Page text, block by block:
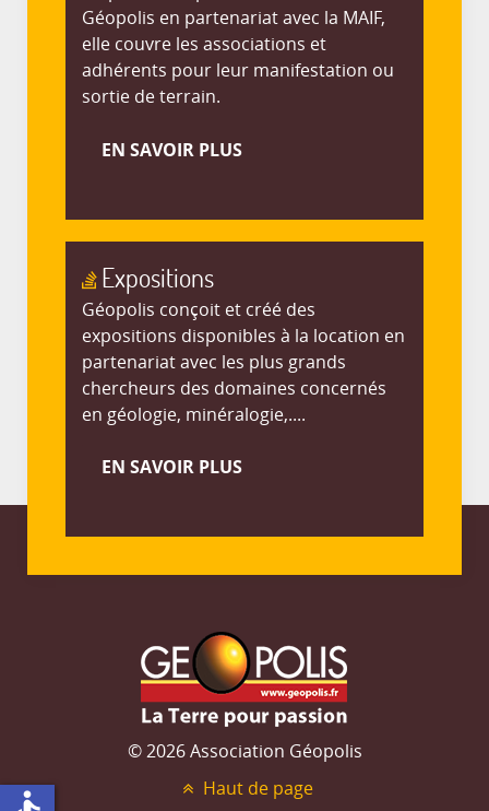
Géopolis en partenariat avec la MAIF,
elle couvre les associations et
adhérents pour leur manifestation ou
sortie de terrain.
EN SAVOIR PLUS
Expositions
Géopolis conçoit et créé des
expositions disponibles à la location en
partenariat avec les plus grands
chercheurs des domaines concernés
en géologie, minéralogie,....
EN SAVOIR PLUS
© 2026 Association Géopolis
Haut de page